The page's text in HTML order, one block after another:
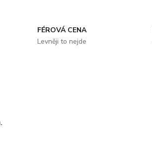
FÉROVÁ CENA
Levněji to nejde